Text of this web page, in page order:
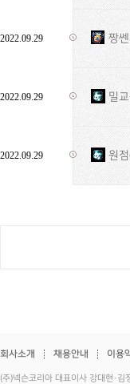
2022.09.29 짱
2022.09.29 밀
2022.09.29 원
회사소개 채용안내 이용
(주)넥슨코리아 대표이사 강대현